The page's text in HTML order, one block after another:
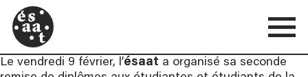
Le vendredi 9 février, l’ésaat a organisé sa seconde